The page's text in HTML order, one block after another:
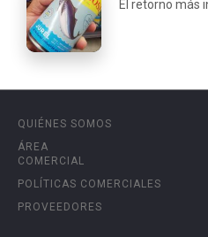
El retorno más
QUIÉNES SOMOS
ÁREA
COMERCIAL
POLÍTICAS COMERCIALES
PROVEEDORES